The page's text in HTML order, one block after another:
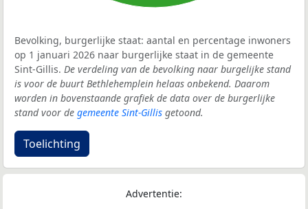
Bevolking, burgerlijke staat: aantal en percentage inwoners
op 1 januari 2026 naar burgerlijke staat in de gemeente
Sint-Gillis. De verdeling van de bevolking naar burgelijke stand
is voor de buurt Bethlehemplein helaas onbekend. Daarom
worden in bovenstaande grafiek de data over de burgerlijke
stand voor de gemeente Sint-Gillis getoond.
Toelichting
Advertentie: